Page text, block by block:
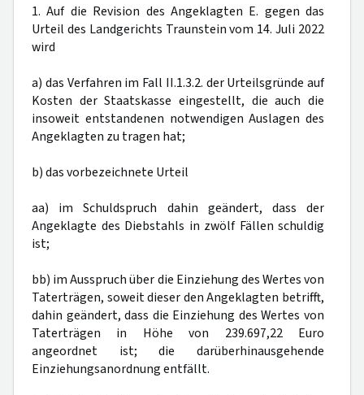
1. Auf die Revision des Angeklagten E. gegen das
Urteil des Landgerichts Traunstein vom 14. Juli 2022
wird
a) das Verfahren im Fall II.1.3.2. der Urteilsgründe auf
Kosten der Staatskasse eingestellt, die auch die
insoweit entstandenen notwendigen Auslagen des
Angeklagten zu tragen hat;
b) das vorbezeichnete Urteil
aa) im Schuldspruch dahin geändert, dass der
Angeklagte des Diebstahls in zwölf Fällen schuldig
ist;
bb) im Ausspruch über die Einziehung des Wertes von
Taterträgen, soweit dieser den Angeklagten betrifft,
dahin geändert, dass die Einziehung des Wertes von
Taterträgen in Höhe von 239.697,22 Euro
angeordnet ist; die darüberhinausgehende
Einziehungsanordnung entfällt.